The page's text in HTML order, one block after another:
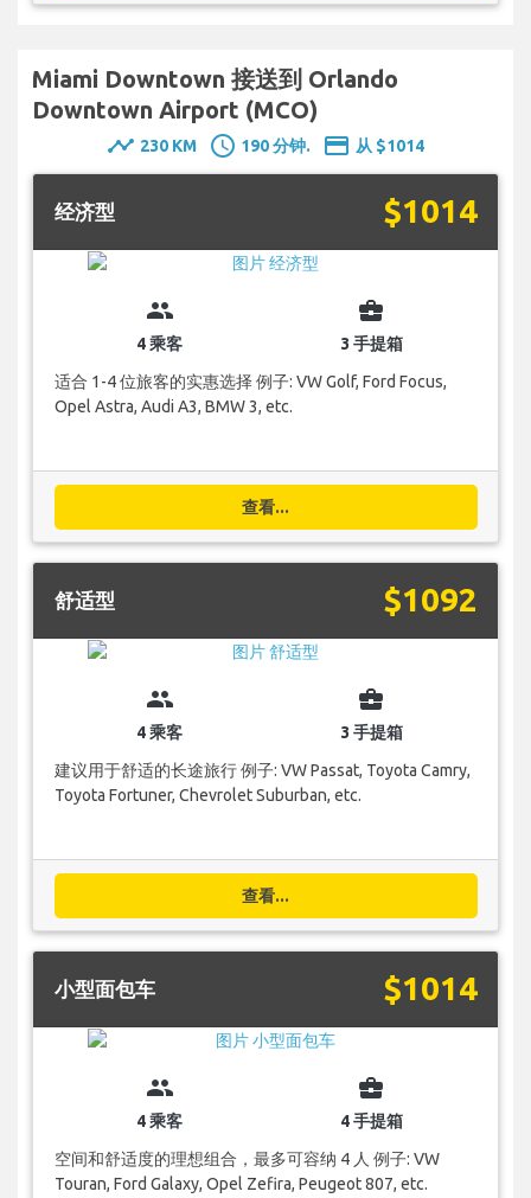
Miami Downtown 接送到 Orlando
Downtown Airport (MCO)
timeline 230 KM schedule 190 分钟. payment 从 $1014
经济型 $1014
group
4 乘客
business_center
3 手提箱
适合 1-4 位旅客的实惠选择 例子: VW Golf, Ford Focus,
Opel Astra, Audi A3, BMW 3, etc.
查看...
舒适型 $1092
group
4 乘客
business_center
3 手提箱
建议用于舒适的长途旅行 例子: VW Passat, Toyota Camry,
Toyota Fortuner, Chevrolet Suburban, etc.
查看...
小型面包车 $1014
group
4 乘客
business_center
4 手提箱
空间和舒适度的理想组合，最多可容纳 4 人 例子: VW
Touran, Ford Galaxy, Opel Zefira, Peugeot 807, etc.